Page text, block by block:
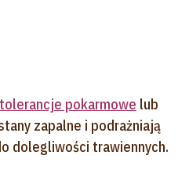
pokarmowe lub
zapalne i podrażniają
dolegliwości trawiennych.